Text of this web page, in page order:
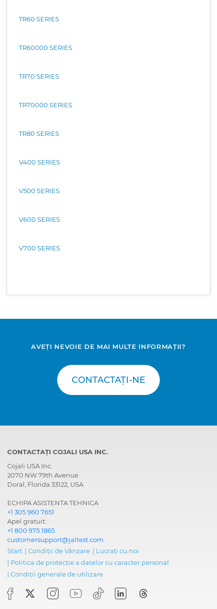
TR60 SERIES
TR60000 SERIES
TR70 SERIES
TR70000 SERIES
TR80 SERIES
V400 SERIES
V500 SERIES
V600 SERIES
V700 SERIES
AVEȚI NEVOIE DE MAI MULTE INFORMAȚII?
CONTACTAȚI-NE
CONTACTAȚI COJALI USA INC.
Cojali USA Inc.
2070 NW 79th Avenue
Doral, Florida 33122, USA
ECHIPA ASISTENTA TEHNICA
+1 305 960 7651
Apel gratuit:
+1 800 975 1865
customersupport@jaltest.com
Start | Condiții de Vânzare | Lucrați cu noi
| Politica de protecție a datelor cu caracter personal
| Condiții generale de utilizare